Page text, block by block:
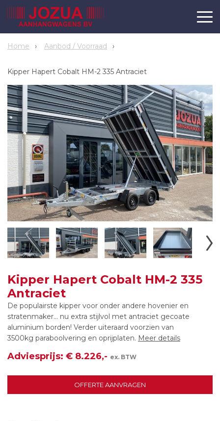
Home Aanbod / Voorraad
Kipper Hapert Cobalt HM-2 335 Antraciet
Kipper Hapert Cobalt HM-2 335
Antraciet
De populairste kipper voor onder andere hovenier en
stratenmaker... nu extra stijlvol met antraciet gecoate
aluminium borden! Verder uiteraard voorzien van
3500kg paraboolvering en oprijplaten. Meer details
Adviesprijs: € 8.226,- ex. BTW
OFFERTE AANVRAGEN